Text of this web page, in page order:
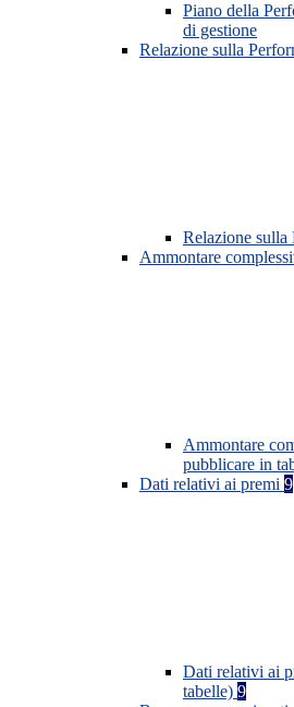
Piano della
di gestione
Relazione sulla
Relazione sulla
Ammontare
Ammontare
pubblicare in
Dati relativi ai premi 9
Dati relativi ai
tabelle) 9